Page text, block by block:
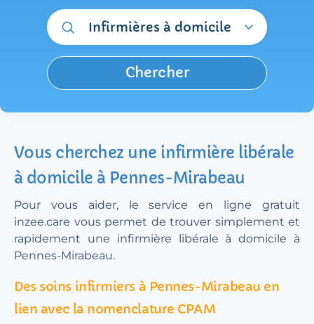
Infirmières à domicile
Chercher
Vous cherchez une infirmière libérale
à domicile à Pennes-Mirabeau
Pour vous aider, le service en ligne gratuit
inzee.care vous permet de trouver simplement et
rapidement une infirmière libérale à domicile à
Pennes-Mirabeau.
Des soins infirmiers à Pennes-Mirabeau en
lien avec la nomenclature CPAM